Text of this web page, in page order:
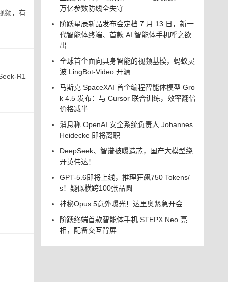
频，有
R1
万亿参数防线全失守
阶跃星辰新品发布会定档 7 月 13 日，新一
代智能体终端、首款 AI 智能体手机呼之欲
出
全球首个面向具身智能的视频基模，蚂蚁灵
波 LingBot-Video 开源
马斯克 SpaceXAI 首个编程智能体模型 Gro
k 4.5 发布：与 Cursor 联合训练，效率翻倍
价格减半
消息称 OpenAI 安全系统负责人 Johannes
Heidecke 即将离职
DeepSeek、智谱被曝造芯，国产大模型绕
开英伟达！
GPT-5.6即将上线，推理狂飙750 Tokens/
s！疑似横跨100张晶圆
神秘Opus 5意外曝光！达里奥紧急开会
阶跃终端首款智能体手机 STEPX Neo 亮
相，配备交互背屏